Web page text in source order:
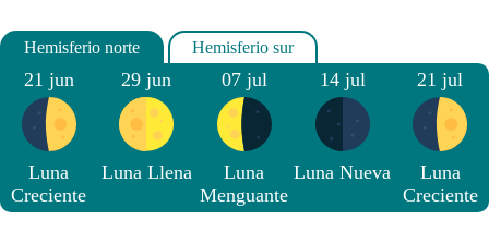
21 jun
Luna
Creciente
29 jun
Luna Llena
07 jul
Luna
Menguante
14 jul
Luna Nueva
21 jul
Luna
Creciente